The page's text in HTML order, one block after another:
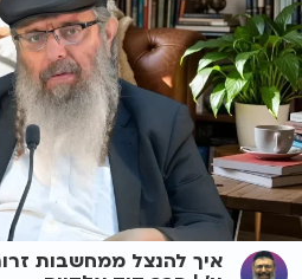
איך להנצל ממחשבות